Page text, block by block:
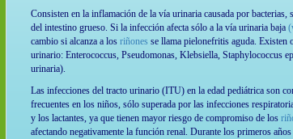
Consisten en la inflamación de la vía urinaria causada por
del intestino grueso. Si la infección afecta sólo a la vía urinaria baja
cambio si alcanza a los riñones se llama pielonefritis aguda. Existen
urinario: Enterococcus, Pseudomonas, Klebsiella, Staphylococcus
urinaria).
Las infecciones del tracto urinario (ITU) en la edad pediátrica son
frecuentes en los niños, sólo superada por las infecciones
y los lactantes, ya que tienen mayor riesgo de compromiso de los
afectando negativamente la función renal. Durante los primeros